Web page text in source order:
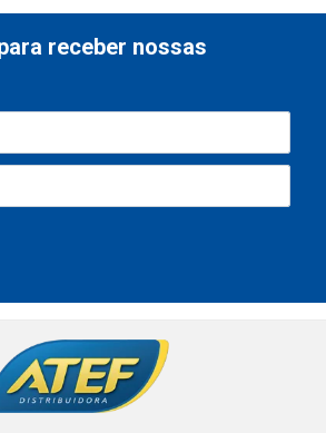
receber nossas